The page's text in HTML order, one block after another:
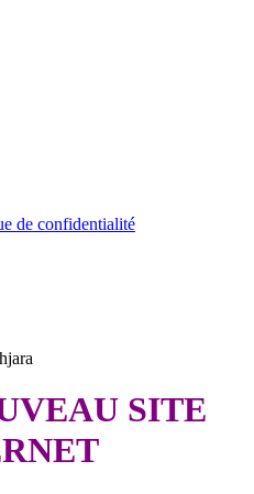
de confidentialité
SITE